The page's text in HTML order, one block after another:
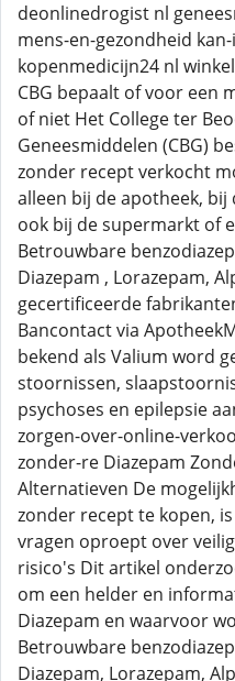
deonlinedrogist nl
mens-en-gezondheid
kopenmedicijn24 nl
CBG bepaalt of voor een
of niet Het College ter
Geneesmiddelen (CBG)
zonder recept verkocht
alleen bij de apotheek,
ook bij de supermarkt of
Betrouwbare
Diazepam , Lorazepam,
gecertificeerde
Bancontact via
bekend als Valium word
stoornissen,
psychoses en epilepsie
zorgen-over-online-
zonder-re Diazepam
Alternatieven De
zonder recept te kopen,
vragen oproept over
risico's Dit artikel
om een helder en
Diazepam en waarvoor
Betrouwbare
Diazepam, Lorazepam,